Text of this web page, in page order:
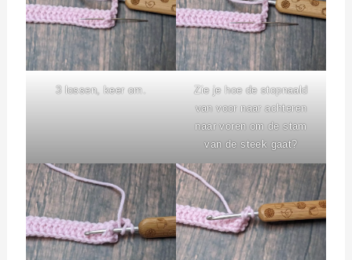
3 lossen, keer om.
Zie je hoe de stopnaald
van voor naar achteren
naar voren om de stam
van de steek gaat?